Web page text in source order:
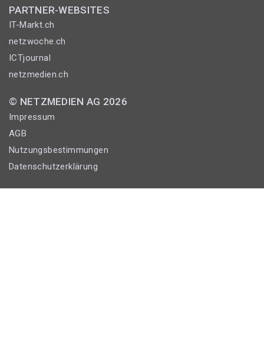
PARTNER-WEBSITES
IT-Markt.ch
netzwoche.ch
ICTjournal
netzmedien.ch
© NETZMEDIEN AG 2026
Impressum
AGB
Nutzungsbestimmungen
Datenschutzerklärung